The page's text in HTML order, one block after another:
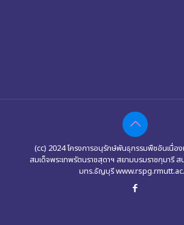
(cc) 2024 โครงการอนุรักษ์พันธุกรรมพืชอันเนื่อง
สมเด็จพระเทพรัตนราชสุดาฯ สยามบรมราชกุมารี ส
มทร.ธัญบุรี